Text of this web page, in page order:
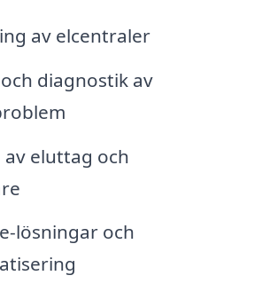
av elcentraler
diagnostik av
eluttag och
lösningar och